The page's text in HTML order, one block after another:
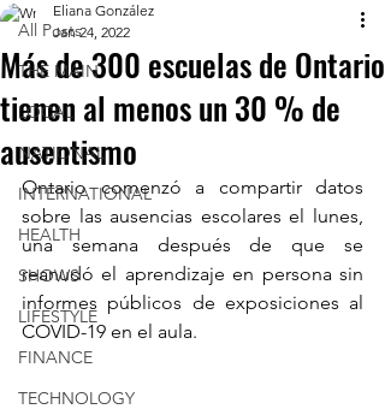
All Posts
THE MAIN
LOCAL
NATIONAL
INTERNATIONAL
HEALTH
SHOWS
LIFESTYLE
FINANCE
TECHNOLOGY
Más de 300 escuelas de Ontario
tienen al menos un 30 % de
ausentismo
Eliana González
Jan 24, 2022
Ontario comenzó a compartir datos
sobre las ausencias escolares el lunes,
una semana después de que se
reanudó el aprendizaje en persona sin
informes públicos de exposiciones al
COVID-19 en el aula.